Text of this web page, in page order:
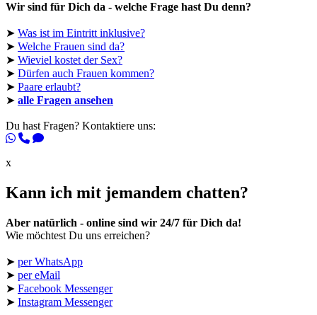
Wir sind für Dich da - welche Frage hast Du denn?
➤ Was ist im Eintritt inklusive?
➤ Welche Frauen sind da?
➤ Wieviel kostet der Sex?
➤ Dürfen auch Frauen kommen?
➤ Paare erlaubt?
➤ alle Fragen ansehen
Du hast Fragen? Kontaktiere uns:
x
Kann ich mit jemandem chatten?
Aber natürlich - online sind wir 24/7 für Dich da!
Wie möchtest Du uns erreichen?
➤ per WhatsApp
➤ per eMail
➤ Facebook Messenger
➤ Instagram Messenger